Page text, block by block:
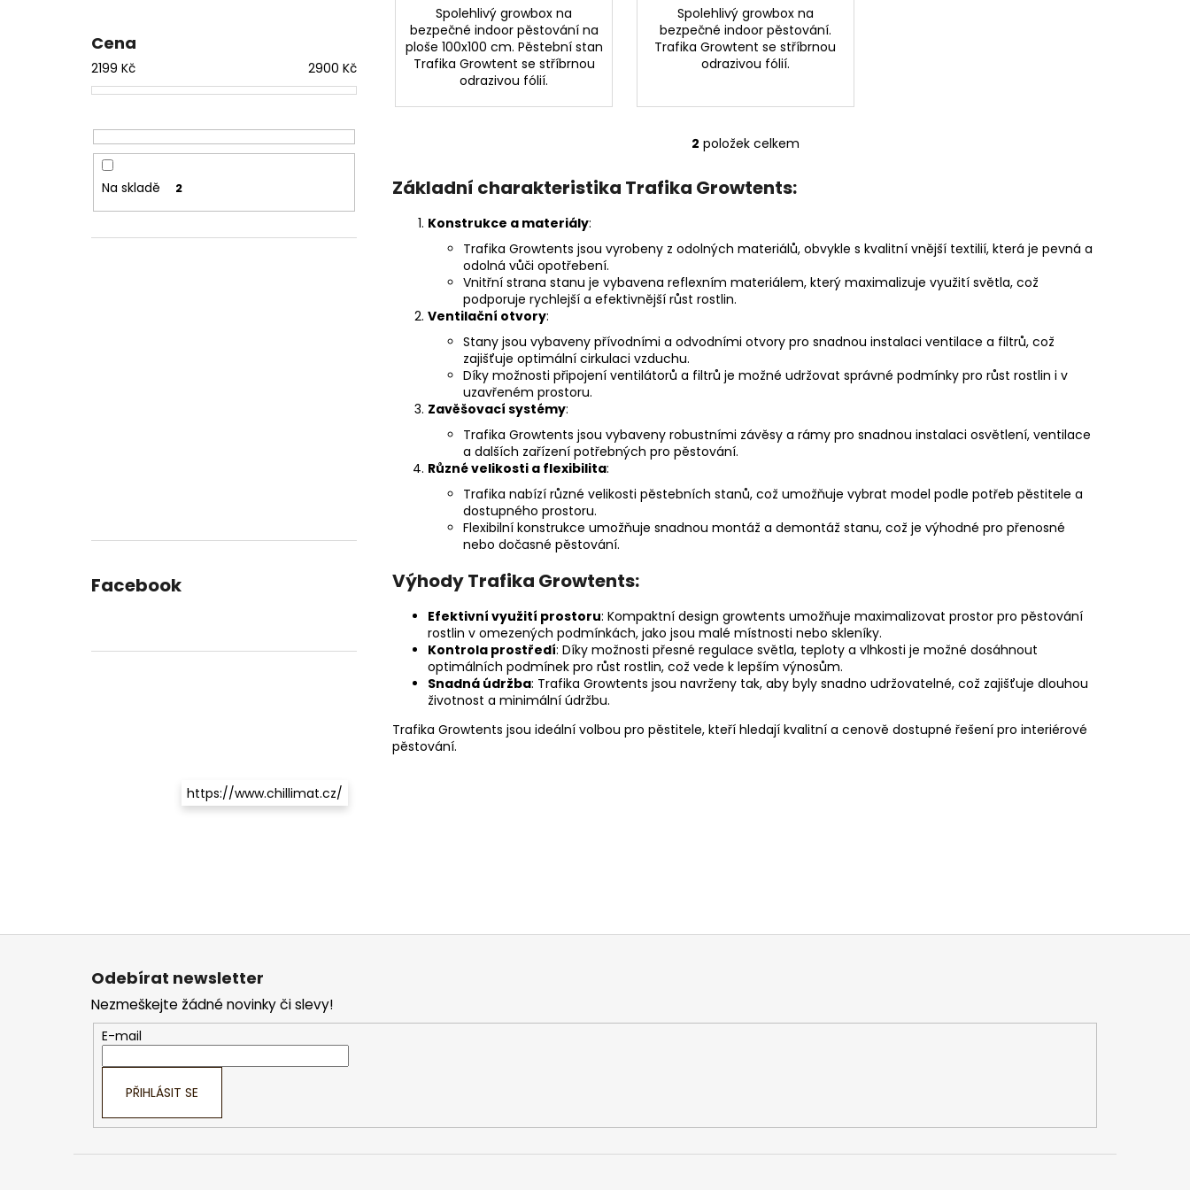
Cena
2199 Kč 2900 Kč
Na skladě 2
Facebook
https://www.chillimat.cz/
Spolehlivý growbox na
bezpečné indoor pěstování na
ploše 100x100 cm. Pěstební stan
Trafika Growtent se stříbrnou
odrazivou fólií.
Spolehlivý growbox na
bezpečné indoor pěstování.
Trafika Growtent se stříbrnou
odrazivou fólií.
O
l
a
í
v
k
y
ý
p
s
u
2 položek celkem
Základní charakteristika Trafika Growtents:
Konstrukce a materiály:
Trafika Growtents jsou vyrobeny z odolných materiálů, obvykle s kvalitní vnější textilií, která je pevná a
odolná vůči opotřebení.
Vnitřní strana stanu je vybavena reflexním materiálem, který maximalizuje využití světla, což
podporuje rychlejší a efektivnější růst rostlin.
Ventilační otvory:
Stany jsou vybaveny přívodními a odvodními otvory pro snadnou instalaci ventilace a filtrů, což
zajišťuje optimální cirkulaci vzduchu.
Díky možnosti připojení ventilátorů a filtrů je možné udržovat správné podmínky pro růst rostlin i v
uzavřeném prostoru.
Zavěšovací systémy:
Trafika Growtents jsou vybaveny robustními závěsy a rámy pro snadnou instalaci osvětlení, ventilace
a dalších zařízení potřebných pro pěstování.
Různé velikosti a flexibilita:
Trafika nabízí různé velikosti pěstebních stanů, což umožňuje vybrat model podle potřeb pěstitele a
dostupného prostoru.
Flexibilní konstrukce umožňuje snadnou montáž a demontáž stanu, což je výhodné pro přenosné
nebo dočasné pěstování.
Výhody Trafika Growtents:
Efektivní využití prostoru: Kompaktní design growtents umožňuje maximalizovat prostor pro pěstování
rostlin v omezených podmínkách, jako jsou malé místnosti nebo skleníky.
Kontrola prostředí: Díky možnosti přesné regulace světla, teploty a vlhkosti je možné dosáhnout
optimálních podmínek pro růst rostlin, což vede k lepším výnosům.
Snadná údržba: Trafika Growtents jsou navrženy tak, aby byly snadno udržovatelné, což zajišťuje dlouhou
životnost a minimální údržbu.
Trafika Growtents jsou ideální volbou pro pěstitele, kteří hledají kvalitní a cenově dostupné řešení pro interiérové
pěstování.
Z
Odebírat newsletter
Nezmeškejte žádné novinky či slevy!
E-mail
PŘIHLÁSIT SE